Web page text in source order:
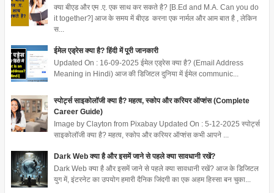
क्या बीएड और एम .ए. एक साथ कर सकते है? [B.Ed and M.A. Can you do
it together?] आज के समय में बीएड करना एक नार्मल और आम बात है , लेकिन
स...
ईमेल एड्रेस क्या है? हिंदी में पूरी जानकारी
Updated On : 16-09-2025 ईमेल एड्रेस क्या है? (Email Address
Meaning in Hindi) आज की डिजिटल दुनिया में ईमेल communic...
स्पोर्ट्स साइकोलॉजी क्या है? महत्व, स्कोप और करियर ऑप्शंस (Complete
Career Guide)
Image by Clayton from Pixabay Updated On : 5-12-2025 स्पोर्ट्स
साइकोलॉजी क्या है? महत्व, स्कोप और करियर ऑप्शंस कभी आपने ...
Dark Web क्या है और इसमें जाने से पहले क्या सावधानी रखें?
Dark Web क्या है और इसमें जाने से पहले क्या सावधानी रखें? आज के डिजिटल
युग में, इंटरनेट का उपयोग हमारी दैनिक जिंदगी का एक अहम हिस्सा बन चुका...